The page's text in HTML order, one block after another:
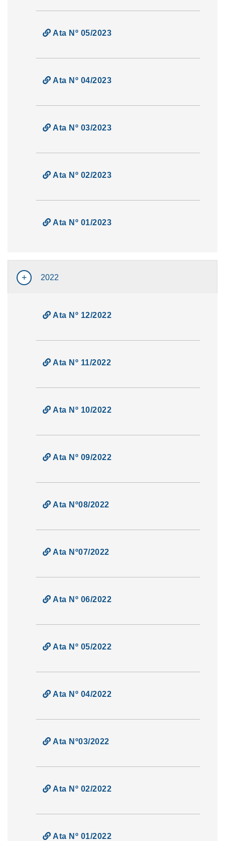
Ata Nº 05/2023
Ata Nº 04/2023
Ata Nº 03/2023
Ata Nº 02/2023
Ata Nº 01/2023
2022
Ata Nº 12/2022
Ata Nº 11/2022
Ata Nº 10/2022
Ata Nº 09/2022
Ata Nº08/2022
Ata Nº07/2022
Ata Nº 06/2022
Ata Nº 05/2022
Ata Nº 04/2022
Ata Nº03/2022
Ata Nº 02/2022
Ata Nº 01/2022